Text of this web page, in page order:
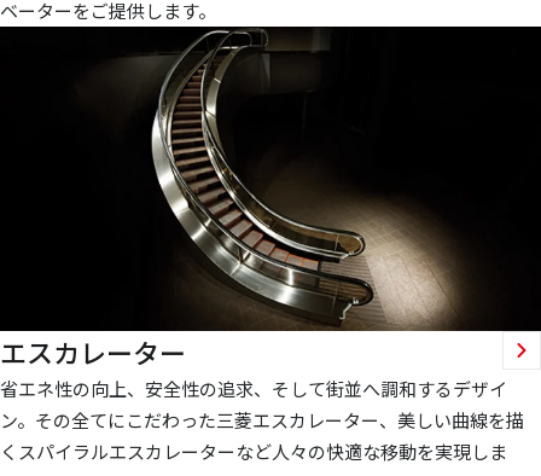
ベーターをご提供します。
エスカレーター
省エネ性の向上、安全性の追求、そして街並へ調和するデザイ
ン。その全てにこだわった三菱エスカレーター、美しい曲線を描
くスパイラルエスカレーターなど人々の快適な移動を実現しま